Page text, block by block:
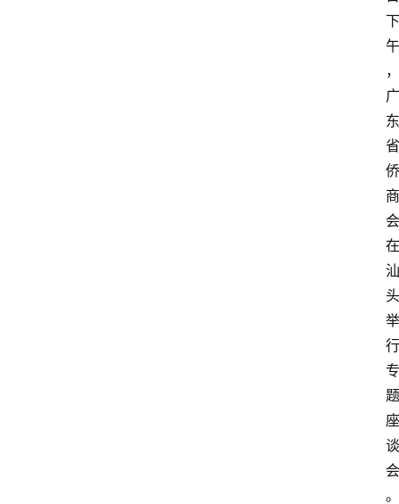
下
午
，
广
东
省
侨
商
会
在
汕
头
举
行
专
题
座
谈
会
。